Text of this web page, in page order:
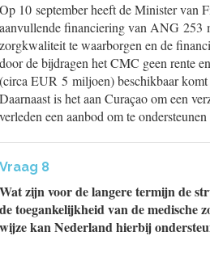
Op 10 september heeft de Minister van
aanvullende financiering van ANG 253
zorgkwaliteit te waarborgen en de
door de bijdragen het CMC geen rente
(circa EUR 5 miljoen) beschikbaar
Daarnaast is het aan Curaçao om een
verleden een aanbod om te
Vraag 8
Wat zijn voor de langere termijn de
de toegankelijkheid van de medische
wijze kan Nederland hierbij